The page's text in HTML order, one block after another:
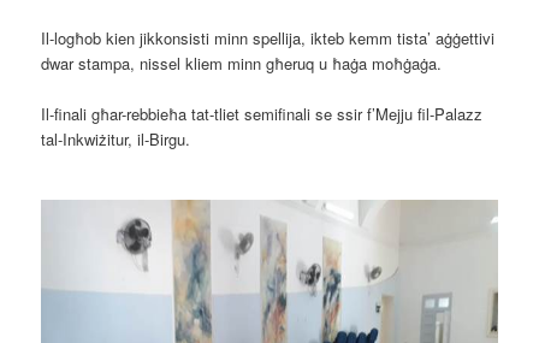
Il-logħob kien jikkonsisti minn spellija, ikteb kemm tista’ aġġettivi
dwar stampa, nissel kliem minn għeruq u ħaġa moħġaġa.
Il-finali għar-rebbieħa tat-tliet semifinali se ssir f’Mejju fil-Palazz
tal-Inkwiżitur, il-Birgu.